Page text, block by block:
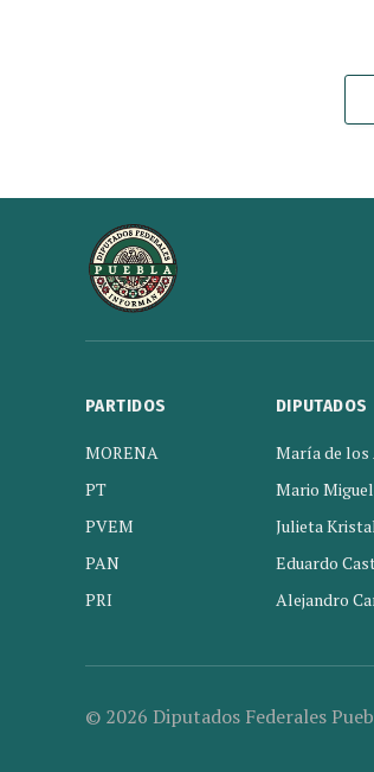
PARTIDOS
MORENA
PT
PVEM
PAN
PRI
DIPUTADOS
María de los
Mario
Julieta
Eduardo
Alejandro
© 2026 Diputados Federales